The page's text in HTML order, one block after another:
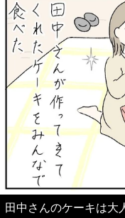
田中さんのケーキは大